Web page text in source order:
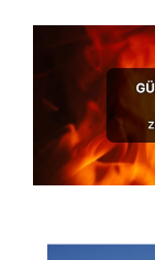
WARENKORB
PRODUCTS
SEARCH